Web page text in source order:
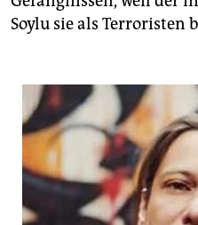
Soylu sie als Terroristen